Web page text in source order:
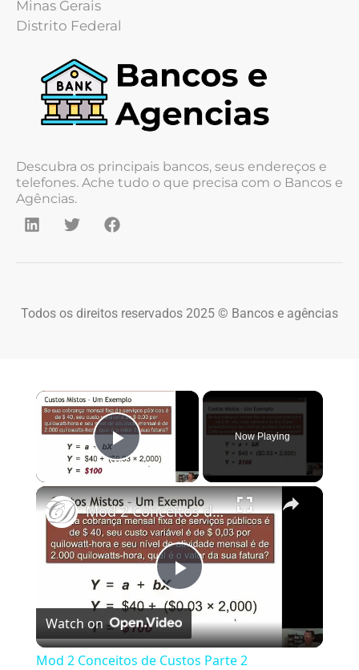
Minas Gerais
Distrito Federal
Descubra os principais bancos, seus endereços e
telefones. Ache tudo o que precisa com o Bancos e
Agências.
Todos os direitos reservados 2025 © Bancos e agências
×
Play Video
Now Playing
×
Play Video
Mod 2 Conceitos de Custos Parte 2
Watch on
Mod 2 Conceitos de Custos Parte 2